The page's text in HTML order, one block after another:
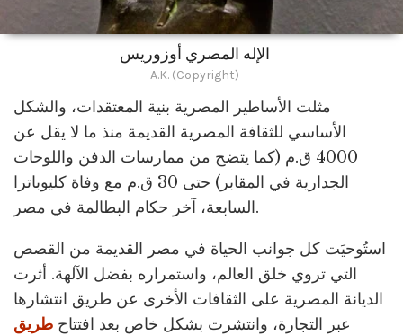
الإله المصري أوزوريس
A.K. (Copyright)
مثلت الأساطير المصرية بنية المعتقدات، والشكل
الأساسي للثقافة المصرية القديمة منذ ما لا يقل عن
4000 ق.م (كما يتضح من ممارسات الدفن واللوحات
الجدارية في المقابر) حتى 30 ق.م مع وفاة كليوباترا
السابعة، آخر حكام البطالمة في مصر.
استُوحيَت كل جوانب الحياة في مصر القديمة من القصص
التي تروي خلق العالم، واستمراره بفضل الآلهة. أثرت
الديانة المصرية على الثقافات الأخرى عن طريق انتشارها
عبر التجارة، وانتشرت بشكل خاص بعد افتتاح طريق